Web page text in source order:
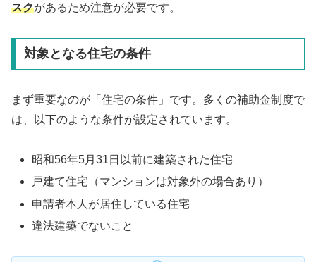
スクがあるため注意が必要です。
対象となる住宅の条件
まず重要なのが「住宅の条件」です。多くの補助金制度で
は、以下のような条件が設定されています。
昭和56年5月31日以前に建築された住宅
戸建て住宅（マンションは対象外の場合あり）
申請者本人が居住している住宅
違法建築でないこと